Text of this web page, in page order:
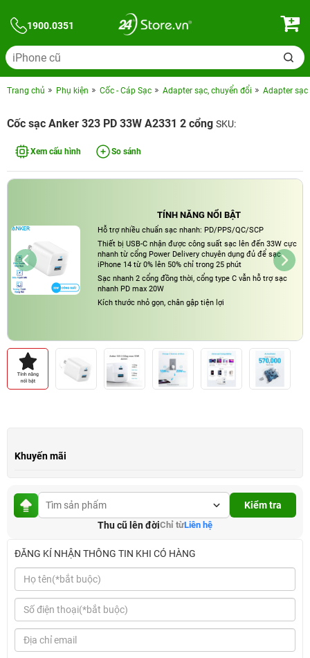
1900.0351
Trang chủ Phụ kiện Cốc - Cáp Sạc Adapter sạc, chuyển đổi Adapter sạc
Cốc sạc Anker 323 PD 33W A2331 2 cổng SKU:
Xem cấu hình So sánh
TÍNH NĂNG NỔI BẬT
Hỗ trợ nhiều chuẩn sạc nhanh: PD/PPS/QC/SCP
Thiết bị USB-C nhận được công suất sạc lên đến 33W cực
nhanh từ cổng Power Delivery chuyên dụng đủ để sạc
iPhone 14 từ 0% lên 50% chỉ trong 25 phút
Sạc nhanh 2 cổng đồng thời, cổng type C vẫn hỗ trợ sạc
nhanh PD max 20W
Kích thước nhỏ gọn, chân gập tiện lợi
Khuyến mãi
Kiểm tra
Thu cũ lên đờiChỉ từLiên hệ
ĐĂNG KÍ NHẬN THÔNG TIN KHI CÓ HÀNG